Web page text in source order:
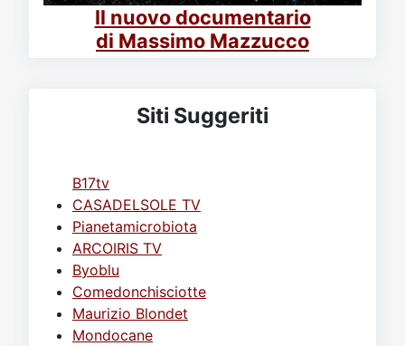
Il nuovo documentario
di Massimo Mazzucco
Siti Suggeriti
B17tv
CASADELSOLE TV
Pianetamicrobiota
ARCOIRIS TV
Byoblu
Comedonchisciotte
Maurizio Blondet
Mondocane